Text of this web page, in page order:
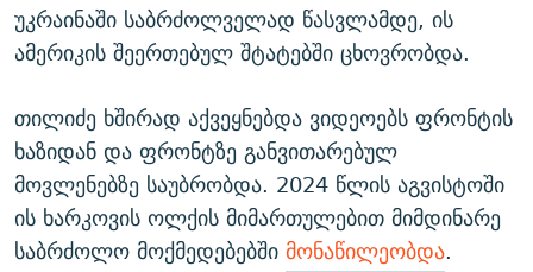
უკრაინაში საბრძოლველად წასვლამდე, ის
ამერიკის შეერთებულ შტატებში ცხოვრობდა.
თილიძე ხშირად აქვეყნებდა ვიდეოებს ფრონტის
ხაზიდან და ფრონტზე განვითარებულ
მოვლენებზე საუბრობდა. 2024 წლის აგვისტოში
ის ხარკოვის ოლქის მიმართულებით მიმდინარე
საბრძოლო მოქმედებებშიმონაწილეობდა.